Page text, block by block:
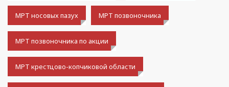
МРТ носовых пазух МРТ позвоночника
МРТ позвоночника по акции
МРТ крестцово-копчиковой области